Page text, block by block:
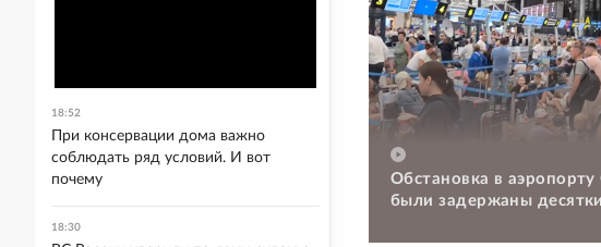
Обстановка в аэропорту
были задержаны
18:52
При консервации дома важно
соблюдать ряд условий. И вот
почему
18:30